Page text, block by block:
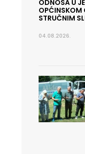
ODNOSA U
OPĆINSKOM
STRUČNIM
04.08.2026.